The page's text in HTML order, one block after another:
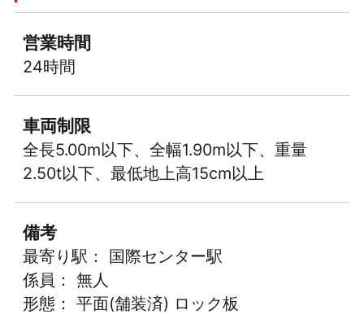
営業時間
24時間
車両制限
全長5.00m以下、全幅1.90m以下、重量
2.50t以下、最低地上高15cm以上
備考
最寄り駅： 国際センター駅
係員： 無人
形態： 平面(舗装済) ロック板